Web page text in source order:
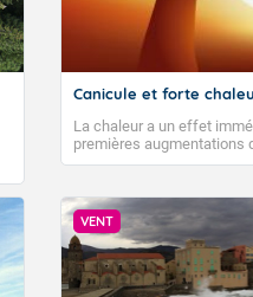
Canicule et forte
La chaleur a un effet
premières augmentations
VENT